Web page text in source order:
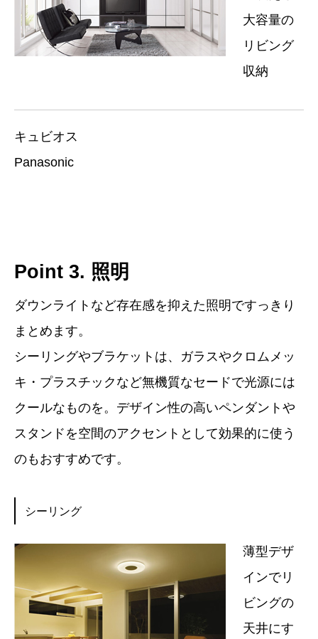
大容量の
リビング
収納
キュビオス
Panasonic
Point 3. 照明
ダウンライトなど存在感を抑えた照明ですっきり
まとめます。
シーリングやブラケットは、ガラスやクロムメッ
キ・プラスチックなど無機質なセードで光源には
クールなものを。デザイン性の高いペンダントや
スタンドを空間のアクセントとして効果的に使う
のもおすすめです。
シーリング
薄型デザ
インでリ
ビングの
天井にす